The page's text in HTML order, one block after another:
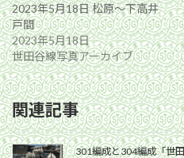
2023年5月18日 松原〜下高井
戸間
2023年5月18日
世田谷線写真アーカイブ
関連記事
301編成と304編成「世